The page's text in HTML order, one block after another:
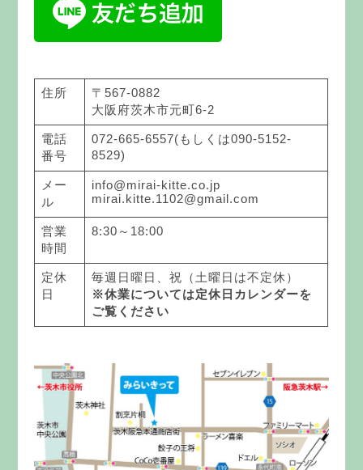
住所
〒567-0882
大阪府茨木市元町6-2
電話
番号
072-665-6557(もしくは090-5152-
8529)
メー
ル
info@mirai-kitte.co.jp
mirai.kitte.1102@gmail.com
営業
時間
8:30～18:00
定休
日
毎週日曜日、祝（土曜日は不定休）
※休業については定休日カレンダーを
ご覧ください